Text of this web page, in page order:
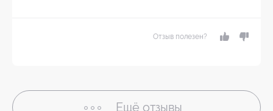
Отзыв полезен?
Ещё отзывы